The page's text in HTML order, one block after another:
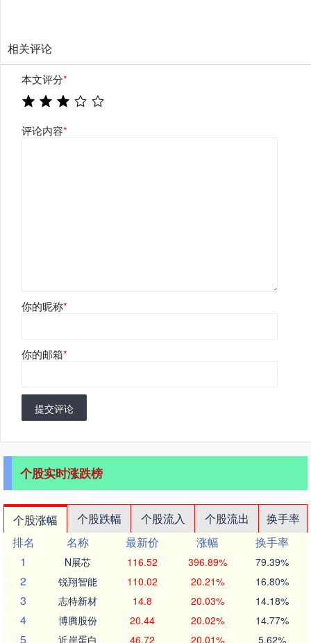
相关评论
本文评分*
评论内容*
你的昵称*
你的邮箱*
提交评论
个股实时涨跌榜
个股涨幅 个股跌幅 个股流入 个股流出
换手率
排名
名称 最新价 涨幅
换手率
1
N展芯 116.52 396.89% 79.39%
2 锐翔智能 110.02 20.21% 16.80%
3 志特新材 14.8 20.03% 14.18%
4 博腾股份 20.44 20.02% 14.77%
5 近岸蛋白 46.72 20.01% 5.62%